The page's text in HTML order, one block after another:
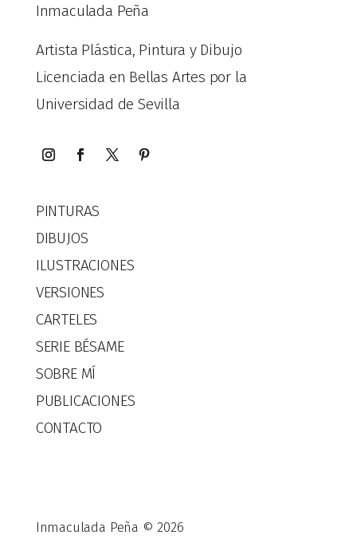
Inmaculada Peña
Artista Plástica, Pintura y Dibujo
Licenciada en Bellas Artes por la
Universidad de Sevilla
PINTURAS
DIBUJOS
ILUSTRACIONES
VERSIONES
CARTELES
SERIE BÉSAME
SOBRE MÍ
PUBLICACIONES
CONTACTO
Inmaculada Peña © 2026